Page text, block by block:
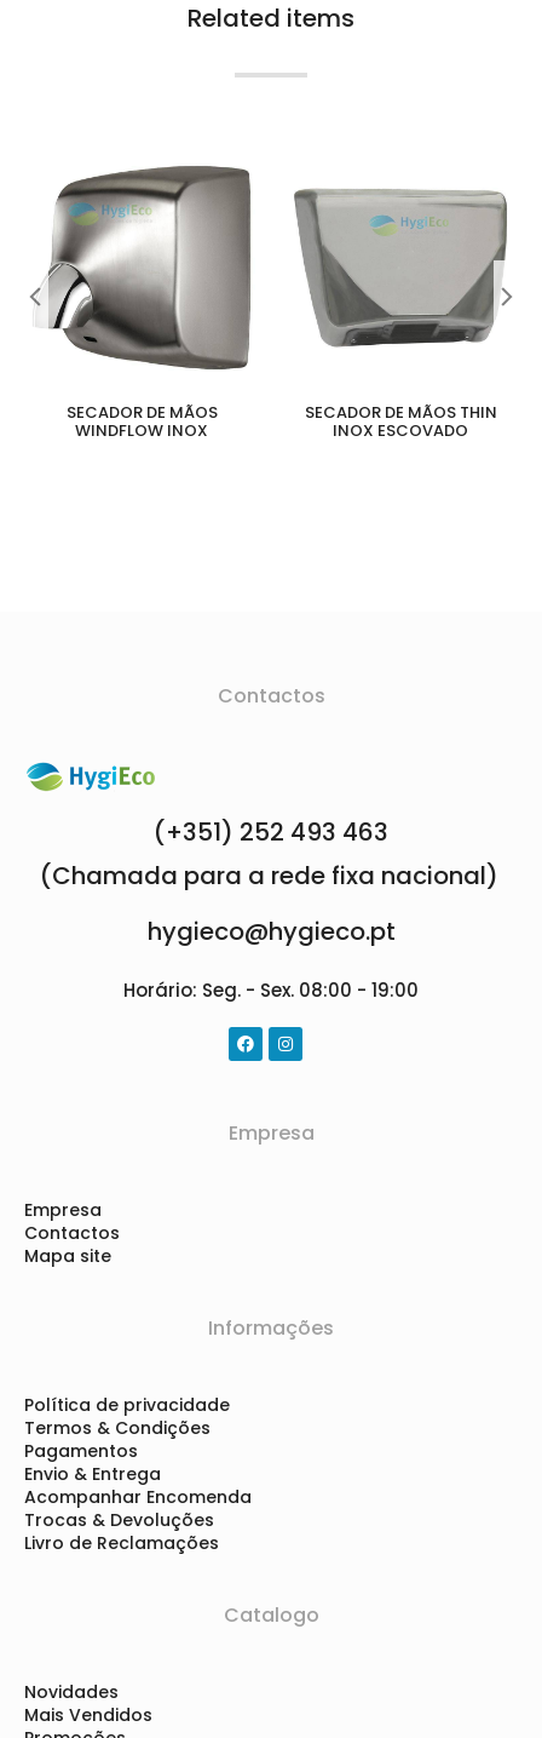
Related items
SECADOR DE MÃOS
WINDFLOW INOX
SECADOR DE MÃOS THIN
INOX ESCOVADO
Contactos
(+351) 252 493 463
(Chamada para a rede fixa nacional)
hygieco@hygieco.pt
Horário: Seg. - Sex. 08:00 - 19:00
Empresa
Empresa
Contactos
Mapa site
Informações
Política de privacidade
Termos & Condições
Pagamentos
Envio & Entrega
Acompanhar Encomenda
Trocas & Devoluções
Livro de Reclamações
Catalogo
Novidades
Mais Vendidos